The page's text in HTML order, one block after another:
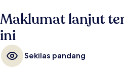
Maklumat lanjut
ini
Sekilas pandang